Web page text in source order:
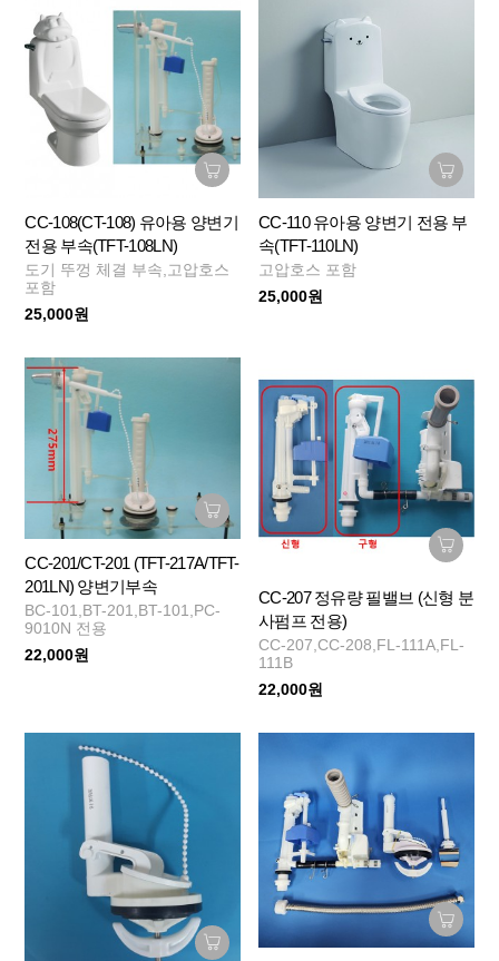
CC-108(CT-108) 유아용 양변기
전용 부속(TFT-108LN)
도기 뚜껑 체결 부속,고압호스
포함
25,000원
CC-110 유아용 양변기 전용 부
속(TFT-110LN)
고압호스 포함
25,000원
CC-201/CT-201 (TFT-217A/TFT-
201LN) 양변기부속
BC-101,BT-201,BT-101,PC-
9010N 전용
22,000원
CC-207 정유량 필밸브 (신형 분
사펌프 전용)
CC-207,CC-208,FL-111A,FL-
111B
22,000원